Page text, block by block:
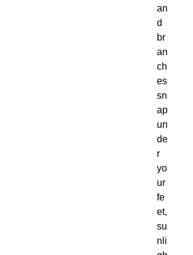
an
d
br
an
ch
es
sn
ap
un
de
r
yo
ur
fe
et,
su
nli